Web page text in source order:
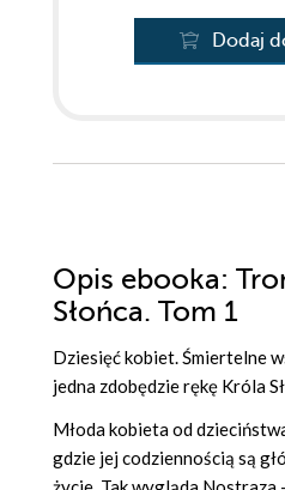
Dodaj
Opis ebooka:
Słońca. Tom 1
Dziesięć kobiet. Śmiertelne
jedna zdobędzie rękę Króla
Młoda kobieta od
gdzie jej codziennością są